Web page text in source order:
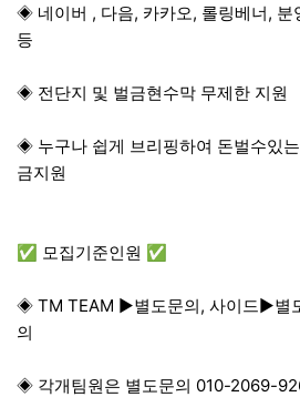
◈ 네이버 , 다음, 카카오, 롤링베너, 분
등
◈ 전단지 및 벌금현수막 무제한 지원
◈ 누구나 쉽게 브리핑하여 돈벌수있
금지원
✅ 모집기준인원 ✅
◈ TM TEAM ▶별도문의, 사이드▶별
의
◈ 각개팀원은 별도문의 010-2069-